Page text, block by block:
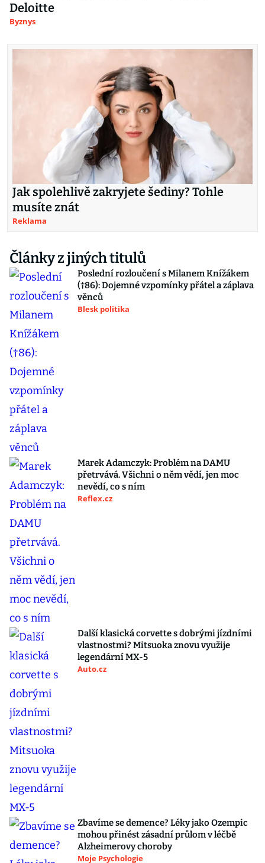
Deloitte
Byznys
Jak spolehlivě zakryjete šediny? Tohle
musíte znát
Reklama
Články z jiných titulů
Poslední rozloučení s Milanem Knížákem
(†86): Dojemné vzpomínky přátel a záplava
věnců
Blesk politika
Marek Adamczyk: Problém na DAMU
přetrvává. Všichni o něm vědí, jen moc
nevědí, co s ním
Reflex.cz
Další klasická corvette s dobrými jízdními
vlastnostmi? Mitsuoka znovu využije
legendární MX-5
Auto.cz
Zbavíme se demence? Léky jako Ozempic
mohou přinést zásadní průlom v léčbě
Alzheimerovy choroby
Moje Psychologie